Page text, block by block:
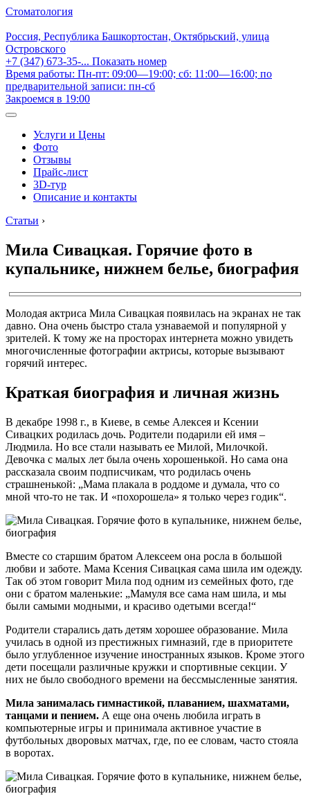
Стоматология
Россия, Республика Башкортостан, Октябрьский, улица
Островского
+7 (347) 673-35-... Показать номер
Время работы: Пн-пт: 09:00—19:00; сб: 11:00—16:00; по
предварительной записи: пн-сб
Закроемся в 19:00
Услуги и Цены
Фото
Отзывы
Прайс-лист
3D-тур
Описание и контакты
Статьи ›
Мила Сивацкая. Горячие фото в
купальнике, нижнем белье, биография
Молодая актриса Мила Сивацкая появилась на экранах не так
давно. Она очень быстро стала узнаваемой и популярной у
зрителей. К тому же на просторах интернета можно увидеть
многочисленные фотографии актрисы, которые вызывают
горячий интерес.
Краткая биография и личная жизнь
В декабре 1998 г., в Киеве, в семье Алексея и Ксении
Сивацких родилась дочь. Родители подарили ей имя –
Людмила. Но все стали называть ее Милой, Милочкой.
Девочка с малых лет была очень хорошенькой. Но сама она
рассказала своим подписчикам, что родилась очень
страшненькой: „Мама плакала в роддоме и думала, что со
мной что-то не так. И «похорошела» я только через годик“.
Вместе со старшим братом Алексеем она росла в большой
любви и заботе. Мама Ксения Сивацкая сама шила им одежду.
Так об этом говорит Мила под одним из семейных фото, где
они с братом маленькие: „Мамуля все сама нам шила, и мы
были самыми модными, и красиво одетыми всегда!“
Родители старались дать детям хорошее образование. Мила
училась в одной из престижных гимназий, где в приоритете
было углубленное изучение иностранных языков. Кроме этого
дети посещали различные кружки и спортивные секции. У
них не было свободного времени на бессмысленные занятия.
Мила занималась гимнастикой, плаванием, шахматами,
танцами и пением. А еще она очень любила играть в
компьютерные игры и принимала активное участие в
футбольных дворовых матчах, где, по ее словам, часто стояла
в воротах.